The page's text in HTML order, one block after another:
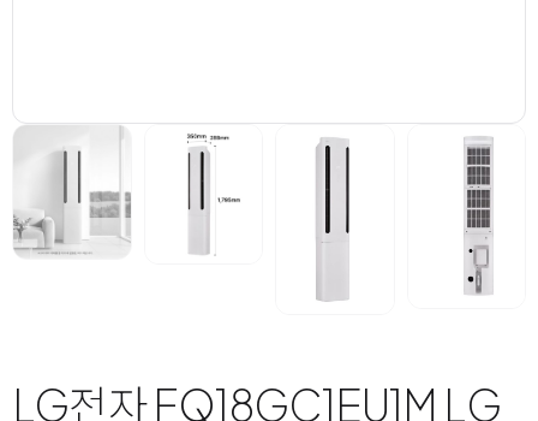
LG전자 FQ18GC1EU1M LG